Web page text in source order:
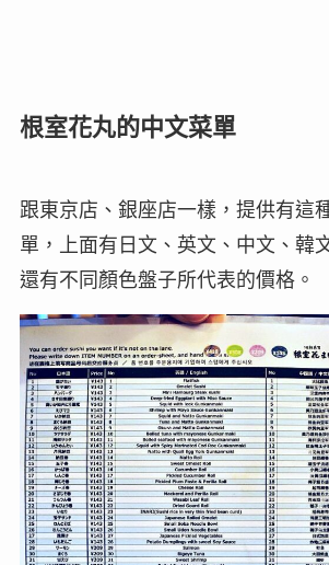
根室花丸的中文菜單
跟東京店、銀座店一樣，提供有這
單，上面有日文、英文、中文、韓
還有不同顏色盤子所代表的價格。